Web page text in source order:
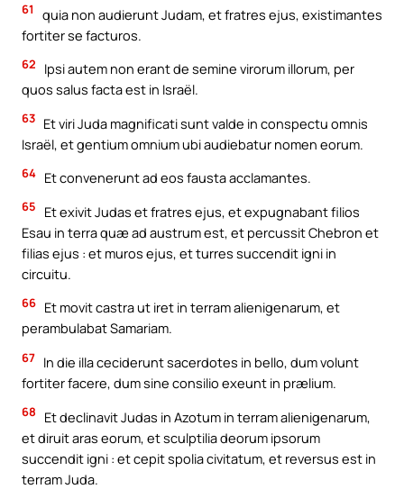
61
quia non audierunt Judam, et fratres ejus, existimantes
fortiter se facturos.
62
Ipsi autem non erant de semine virorum illorum, per
quos salus facta est in Israël.
63 Et viri Juda magnificati sunt valde in conspectu omnis
Israël, et gentium omnium ubi audiebatur nomen eorum.
64 Et convenerunt ad eos fausta acclamantes.
65
Et exivit Judas et fratres ejus, et expugnabant filios
Esau in terra quæ ad austrum est, et percussit Chebron et
filias ejus : et muros ejus, et turres succendit igni in
circuitu.
66 Et movit castra ut iret in terram alienigenarum, et
perambulabat Samariam.
67 In die illa ceciderunt sacerdotes in bello, dum volunt
fortiter facere, dum sine consilio exeunt in prælium.
68
Et declinavit Judas in Azotum in terram alienigenarum,
et diruit aras eorum, et sculptilia deorum ipsorum
succendit igni : et cepit spolia civitatum, et reversus est in
terram Juda.